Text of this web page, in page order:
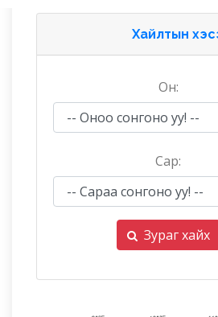
Хайлтын
Он:
Сар:
Зураг хайх